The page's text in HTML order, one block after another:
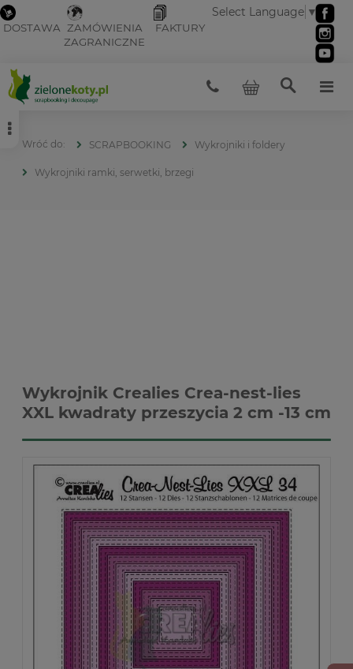
DOSTAWA ZAMÓWIENIA
ZAGRANICZNE
FAKTURY
Select Language ▼
SCRAPBOOKING Wykrojniki i foldery
Wykrojniki ramki, serwetki, brzegi
Wykrojnik Crealies Crea-nest-lies
XXL kwadraty przeszycia 2 cm -13 cm